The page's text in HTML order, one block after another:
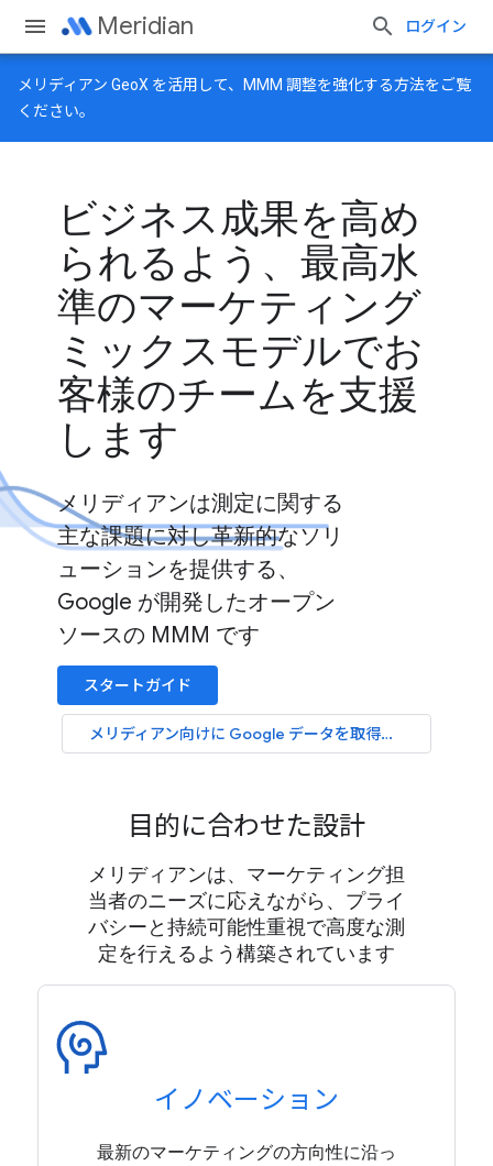
Meridian ログイン
メリディアン GeoX を活用して、MMM 調整を強化する方法をご覧
ください。
ビジネス成果を高め
られるよう、最高水
準のマーケティング
ミックスモデルでお
客様のチームを支援
します
メリディアンは測定に関する
主な課題に対し革新的なソリ
ューションを提供する、
Google が開発したオープン
ソースの MMM です
スタートガイド
メリディアン向けに Google データを取得する
目的に合わせた設計
メリディアンは、マーケティング担
当者のニーズに応えながら、プライ
バシーと持続可能性重視で高度な測
定を行えるよう構築されています
イノベーション
最新のマーケティングの方向性に沿っ